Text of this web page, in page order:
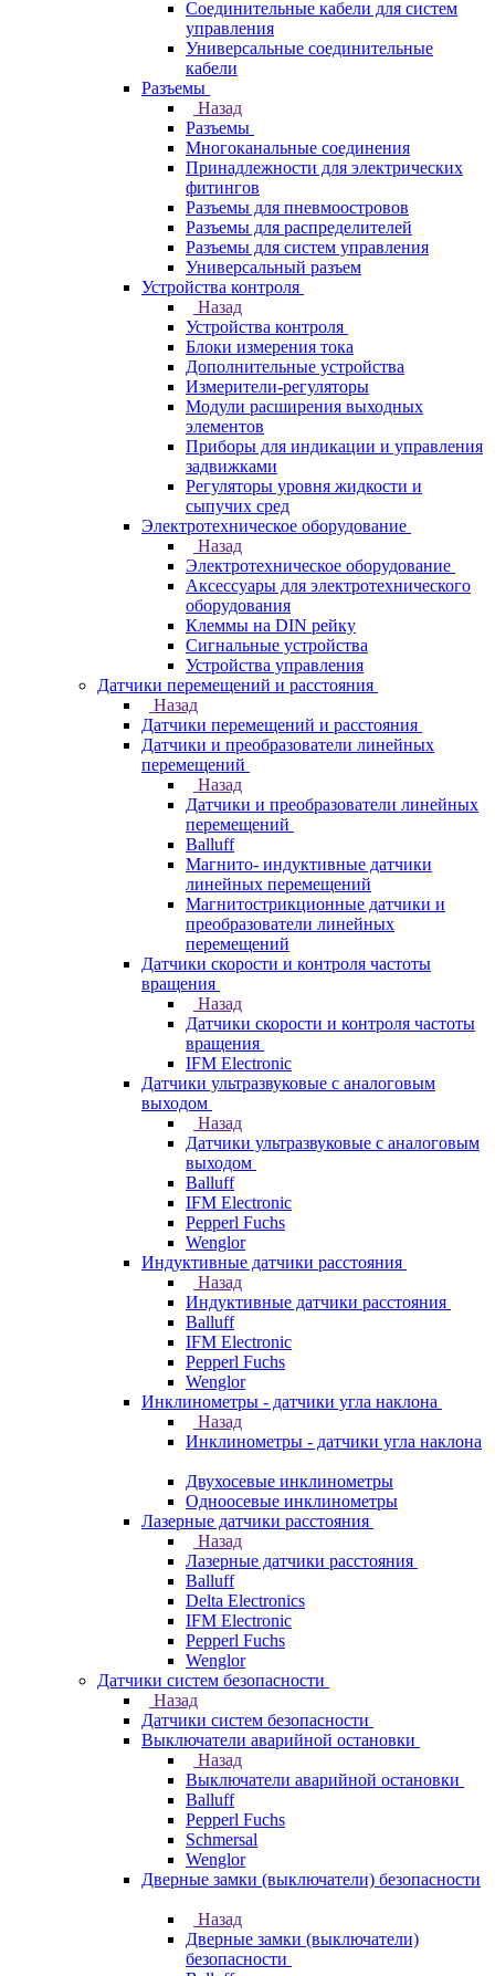
Соединительные кабели для систем
управления
Универсальные соединительные
кабели
Разъемы
Назад
Разъемы
Многоканальные соединения
Принадлежности для электрических
фитингов
Разъемы для пневмоостровов
Разъемы для распределителей
Разъемы для систем управления
Универсальный разъем
Устройства контроля
Назад
Устройства контроля
Блоки измерения тока
Дополнительные устройства
Измерители-регуляторы
Модули расширения выходных
элементов
Приборы для индикации и управления
задвижками
Регуляторы уровня жидкости и
сыпучих сред
Электротехническое оборудование
Назад
Электротехническое оборудование
Аксессуары для электротехнического
оборудования
Клеммы на DIN рейку
Сигнальные устройства
Устройства управления
Датчики перемещений и расстояния
Назад
Датчики перемещений и расстояния
Датчики и преобразователи линейных
перемещений
Назад
Датчики и преобразователи линейных
перемещений
Balluff
Магнито- индуктивные датчики
линейных перемещений
Магнитострикционные датчики и
преобразователи линейных
перемещений
Датчики скорости и контроля частоты
вращения
Назад
Датчики скорости и контроля частоты
вращения
IFM Electronic
Датчики ультразвуковые с аналоговым
выходом
Назад
Датчики ультразвуковые с аналоговым
выходом
Balluff
IFM Electronic
Pepperl Fuchs
Wenglor
Индуктивные датчики расстояния
Назад
Индуктивные датчики расстояния
Balluff
IFM Electronic
Pepperl Fuchs
Wenglor
Инклинометры - датчики угла наклона
Назад
Инклинометры - датчики угла наклона
Двухосевые инклинометры
Одноосевые инклинометры
Лазерные датчики расстояния
Назад
Лазерные датчики расстояния
Balluff
Delta Electronics
IFM Electronic
Pepperl Fuchs
Wenglor
Датчики систем безопасности
Назад
Датчики систем безопасности
Выключатели аварийной остановки
Назад
Выключатели аварийной остановки
Balluff
Pepperl Fuchs
Schmersal
Wenglor
Дверные замки (выключатели) безопасности
Назад
Дверные замки (выключатели)
безопасности